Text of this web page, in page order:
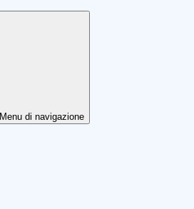
Menu di navigazione